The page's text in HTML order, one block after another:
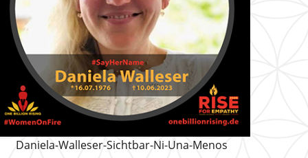
Daniela-Walleser-Sichtbar-Ni-Una-Menos